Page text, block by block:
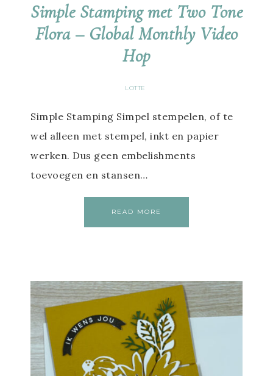
Simple Stamping met Two Tone
Flora – Global Monthly Video
Hop
LOTTE
Simple Stamping Simpel stempelen, of te
wel alleen met stempel, inkt en papier
werken. Dus geen embelishments
toevoegen en stansen…
READ MORE